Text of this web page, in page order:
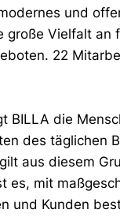
und
große Vielfalt
22
BILLA die
des täglichen
aus diesem
es, mit
und Kunden